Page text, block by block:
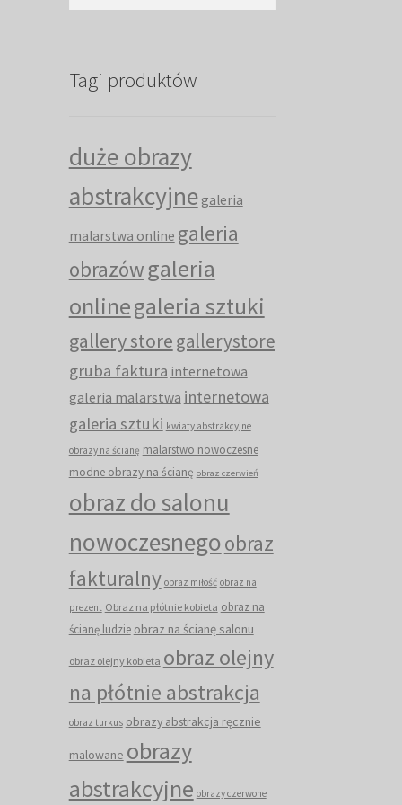
Tagi produktów
duże obrazy
abstrakcyjne galeria
malarstwa online galeria
obrazów galeria
onlinegaleria sztuki
gallery storegallerystore
gruba faktura internetowa
galeria malarstwa internetowa
galeria sztuki kwiaty abstrakcyjne
obrazy na ścianę malarstwo nowoczesne
modne obrazy na ścianę obraz czerwień
obraz do salonu
nowoczesnegoobraz
fakturalny obraz miłość obraz na
prezent Obraz na płótnie kobieta obraz na
ścianę ludzie obraz na ścianę salonu
obraz olejny kobieta obraz olejny
na płótnie abstrakcja
obraz turkus obrazy abstrakcja ręcznie
malowane obrazy
abstrakcyjne obrazy czerwone